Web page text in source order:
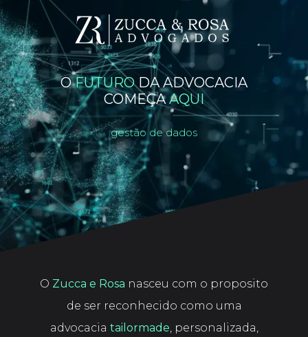
OFUTURODA ADVOCACIA
COMEÇAAQUI
gestão de dados
O Zucca e Rosa nasceu com o proposito
de ser reconhecido como uma
advocacia tailormade, personalizada,